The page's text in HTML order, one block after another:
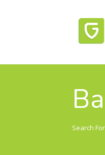
Search For